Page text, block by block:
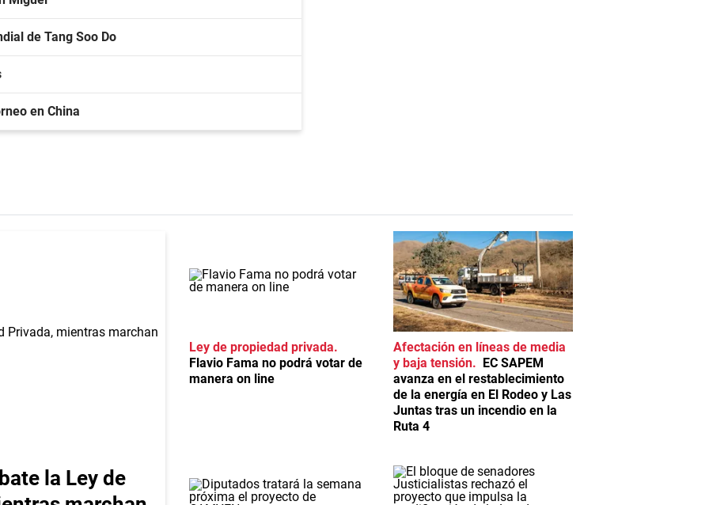
de Tang Soo Do
en China
la Ley de
Ley de propiedad privada
Flavio Fama no podrá votar de
manera on line
Afectación en líneas de media
y baja tensión
EC SAPEM
avanza en el restablecimiento
de la energía en El Rodeo y Las
Juntas tras un incendio en la
Ruta 4